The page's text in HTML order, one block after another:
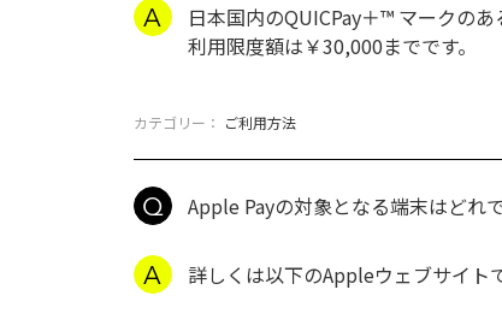
日本国内のQUICPay＋™ マークの
利用限度額は￥30,000までです。
カテゴリー： ご利用方法
Apple Payの対象となる端末はどれ
詳しくは以下のAppleウェブサイ